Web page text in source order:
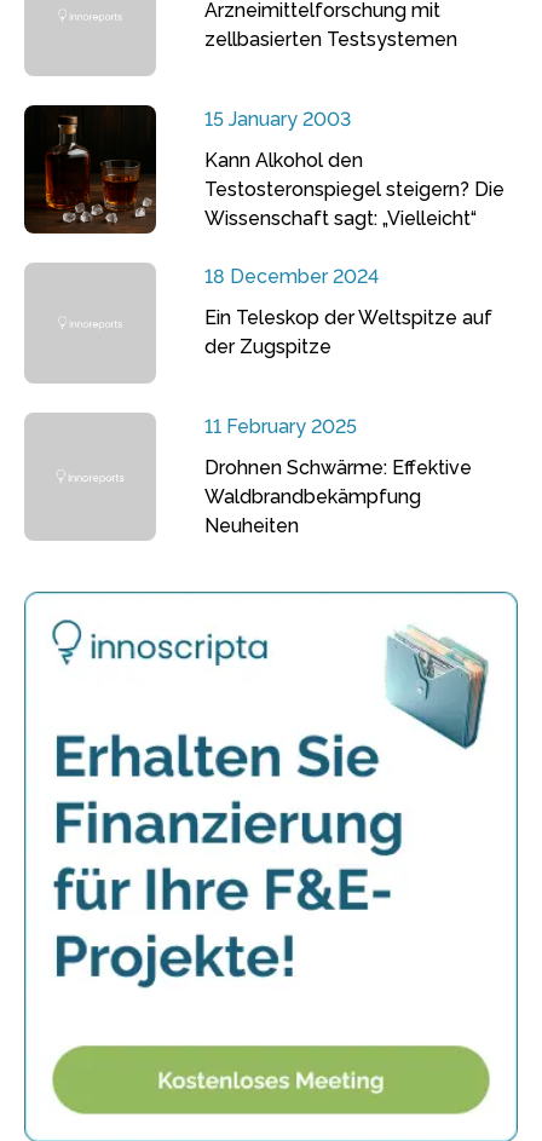
Arzneimittelforschung mit
zellbasierten Testsystemen
15 January 2003
Kann Alkohol den
Testosteronspiegel steigern? Die
Wissenschaft sagt: „Vielleicht“
18 December 2024
Ein Teleskop der Weltspitze auf
der Zugspitze
11 February 2025
Drohnen Schwärme: Effektive
Waldbrandbekämpfung
Neuheiten